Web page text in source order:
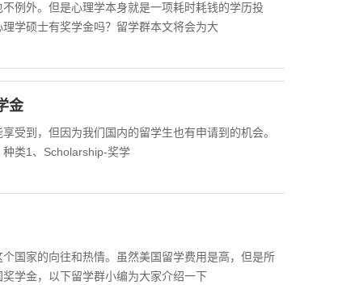
例外。但是心理学本身就是一项耗时耗钱的学历投
学硕士有奖学金吗？留学群本文将会为大
金
受到，但因为我们国内的留学生也有申请到的机会。
类1、Scholarship-奖学
国家的向往和热情。虽然美国留学费用是高，但是所
学金，以下留学群小编为大家介绍一下